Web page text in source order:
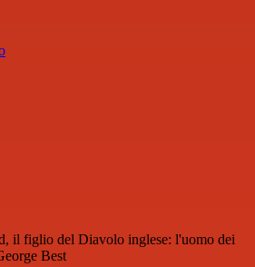
il figlio del Diavolo inglese: l'uomo dei
Best